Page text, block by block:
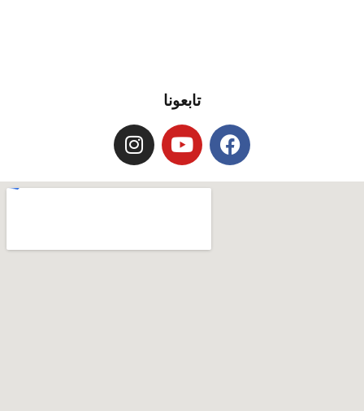
تابعونا